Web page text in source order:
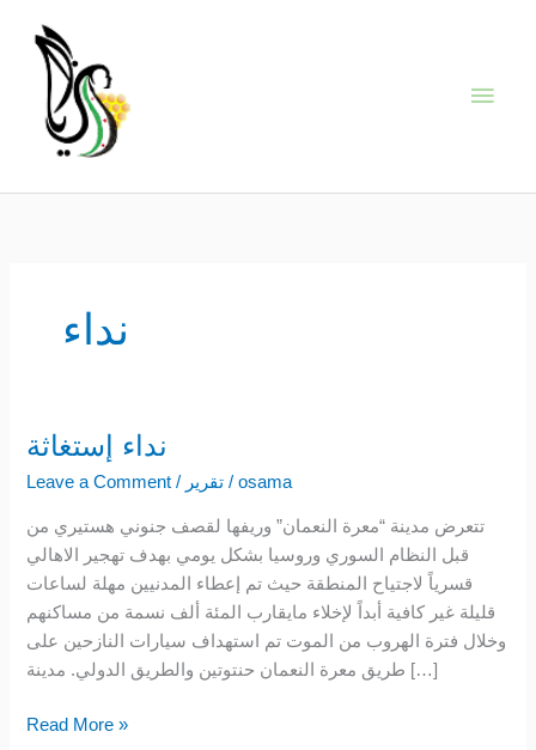
content
نداء
نداء إستغاثة
Leave a Comment / تقرير /osama
تتعرض مدينة “معرة النعمان” وريفها لقصف جنوني هستيري من
قبل النظام السوري وروسيا بشكل يومي بهدف تهجير الاهالي
قسرياً لاجتياح المنطقة حيث تم إعطاء المدنيين مهلة لساعات
قليلة غير كافية أبداً لإخلاء مايقارب المئة ألف نسمة من مساكنهم
وخلال فترة الهروب من الموت تم استهداف سيارات النازحين على
طريق معرة النعمان حنتوتين والطريق الدولي. مدينة […]
نداء
Read More »